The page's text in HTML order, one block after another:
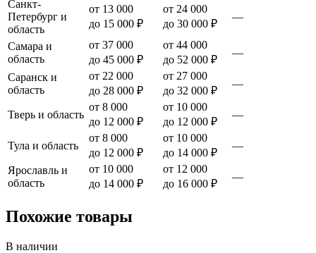
Санкт-
Петербург и
область
от 13 000
до 15 000 ₽
от 24 000
до 30 000 ₽
—
Самара и
область
от 37 000
до 45 000 ₽
от 44 000
до 52 000 ₽
—
Саранск и
область
от 22 000
до 28 000 ₽
от 27 000
до 32 000 ₽
—
Тверь и область
от 8 000
до 12 000 ₽
от 10 000
до 12 000 ₽
—
Тула и область
от 8 000
до 12 000 ₽
от 10 000
до 14 000 ₽
—
Ярославль и
область
от 10 000
до 14 000 ₽
от 12 000
до 16 000 ₽
—
Похожие товары
В наличии